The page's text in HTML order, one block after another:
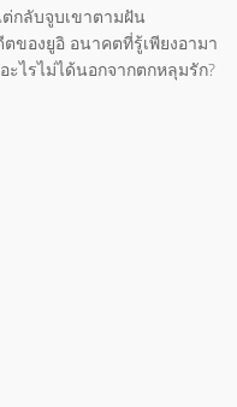
กลับจูบเขาตามฝัน
ของยูอิ อนาคตที่รู้เพียงอามา
ไรไม่ได้นอกจากตกหลุมรัก?